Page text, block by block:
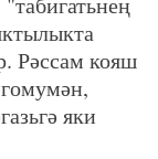
Рәссам кояш
яки